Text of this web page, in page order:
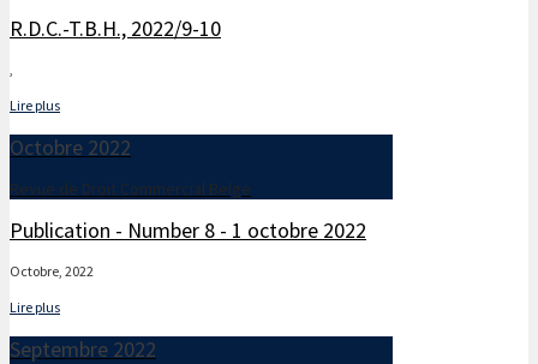
R.D.C.-T.B.H., 2022/9-10
,
Lire plus
Octobre 2022
Revue de Droit Commercial Belge
Publication - Number 8 - 1 octobre 2022
Octobre, 2022
Lire plus
Septembre 2022